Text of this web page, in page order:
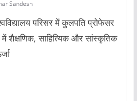
Sandesh
परिसर में कुलपति प्रोफेसर
शैक्षणिक, साहित्यिक और सांस्कृतिक